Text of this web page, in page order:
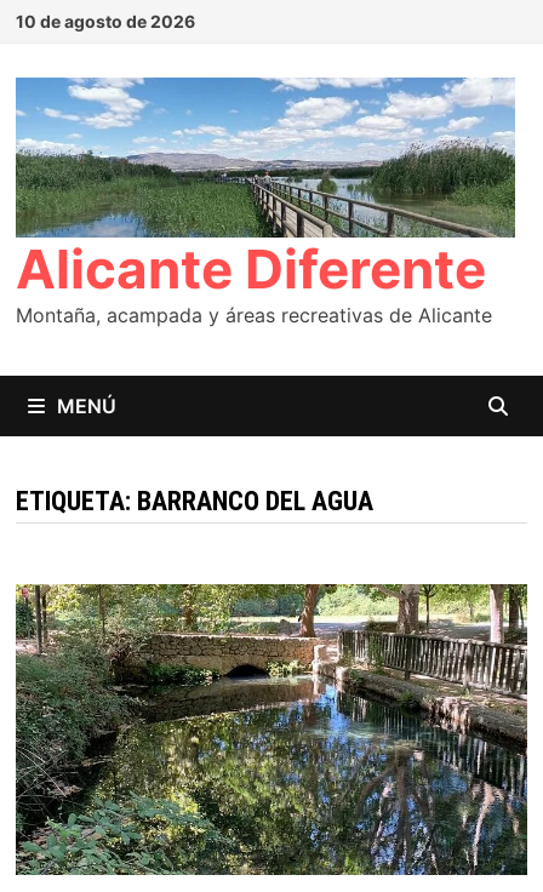
Saltar
contenido
10 de agosto de 2026
Alicante Diferente
Montaña, acampada y áreas recreativas de Alicante
MENÚ
ETIQUETA: BARRANCO DEL AGUA